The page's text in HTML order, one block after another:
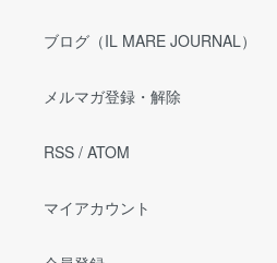
ブログ（IL MARE JOURNAL）
メルマガ登録・解除
RSS / ATOM
マイアカウント